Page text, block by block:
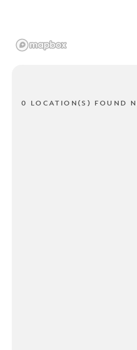
0 LOCATION(S) FOUND